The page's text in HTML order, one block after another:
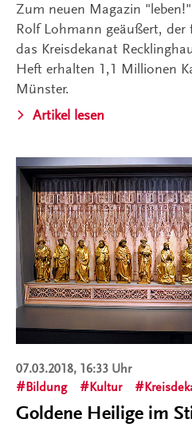
Zum neuen Magazin
Rolf Lohmann geäußert,
das Kreisdekanat
Heft erhalten 1,1 Millionen
Münster.
Artikel lesen
07.03.2018, 16:33 Uhr
Bildung
Kultur
Goldene Heilige im